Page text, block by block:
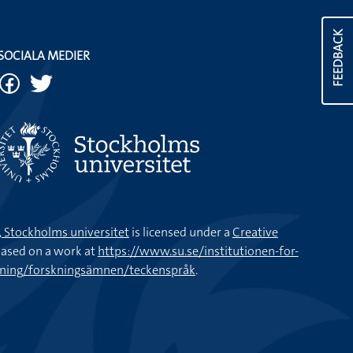
FEEDBACK
MEDIER
universitetis licensed under aCreative
on a work athttps://www.su.se/institutionen-for-
forskningsämnen/teckenspråk.